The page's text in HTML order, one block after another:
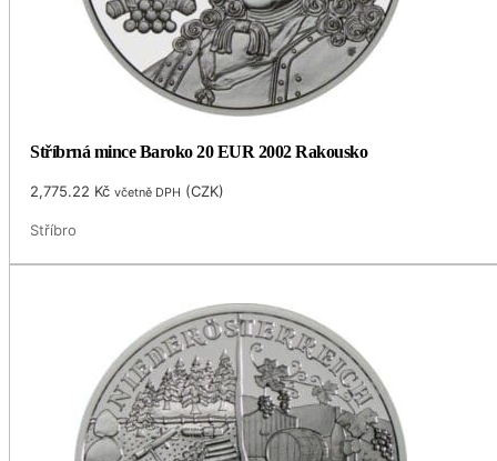
Stříbrná mince Baroko 20 EUR 2002 Rakousko
2,775.22 Kč včetně DPH (CZK)
Stříbro